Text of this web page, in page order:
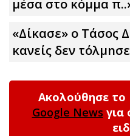
μέσα στο κόμμα
«Δίκασε» ο Τάσος
κανείς δεν
Ακολούθησε το
Google News για